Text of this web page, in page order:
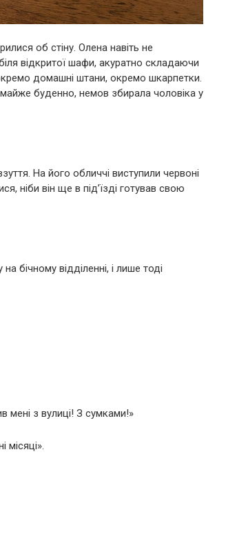
об стіну. Олена навіть не
відкритої шафи, акуратно складаючи
домашні штани, окремо шкарпетки.
буденно, немов збирала чоловіка у
На його обличчі виступили червоні
ніби він ще в під’їзді готував свою
бічному відділенні, і лише тоді
мені з вулиці! З сумками!»